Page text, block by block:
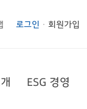
로그인 회원가입
ESG 경영